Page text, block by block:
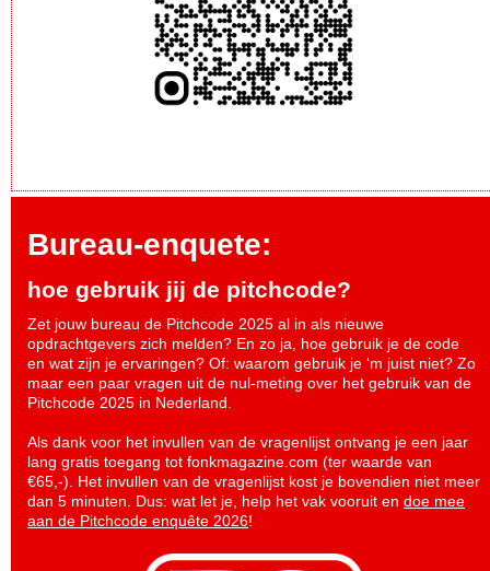
Bureau-enquete:
hoe gebruik jij de pitchcode?
Zet jouw bureau de Pitchcode 2025 al in als nieuwe
opdrachtgevers zich melden? En zo ja, hoe gebruik je de code
en wat zijn je ervaringen? Of: waarom gebruik je ‘m juist niet? Zo
maar een paar vragen uit de nul-meting over het gebruik van de
Pitchcode 2025 in Nederland.
Als dank voor het invullen van de vragenlijst ontvang je een jaar
lang gratis toegang tot fonkmagazine.com (ter waarde van
€65,-). Het invullen van de vragenlijst kost je bovendien niet meer
dan 5 minuten. Dus: wat let je, help het vak vooruit en doe mee
aan de Pitchcode enquête 2026!